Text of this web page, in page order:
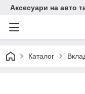
Аксесуари на авто
Каталог